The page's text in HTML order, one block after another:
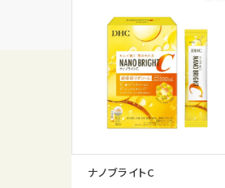
ナノブライトC